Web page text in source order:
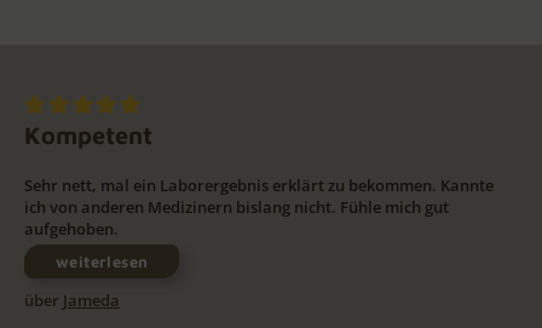
Kompetent
Sehr nett, mal ein Laborergebnis erklärt zu bekommen. Kannte
ich von anderen Medizinern bislang nicht. Fühle mich gut
aufgehoben.
weiterlesen
über Jameda